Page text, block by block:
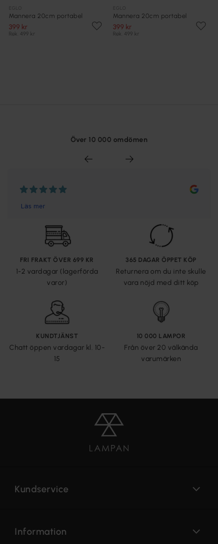
Mannera 20cm portabel
399 kr
Rek. 499 kr
Mannera 20cm portabel
399 kr
Rek. 499 kr
Över 10 000 omdömen
FRI FRAKT ÖVER 699 KR
1-2 vardagar (lagerförda
varor)
365 DAGAR ÖPPET KÖP
Returnera om du inte skulle
vara nöjd med ditt köp
KUNDTJÄNST
Chatt öppen vardagar kl. 10-
15
10 000 LAMPOR
Från över 20 välkända
varumärken
Kundservice
Information